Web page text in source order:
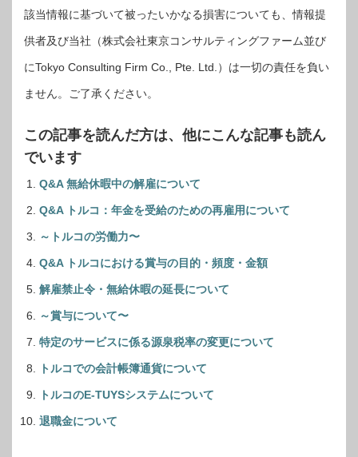
該当情報に基づいて被ったいかなる損害についても、情報提
供者及び当社（株式会社東京コンサルティングファーム並び
にTokyo Consulting Firm Co., Pte. Ltd.）は一切の責任を負い
ません。ご了承ください。
この記事を読んだ方は、他にこんな記事も読ん
でいます
Q&A 無給休暇中の解雇について
Q&A トルコ：年金を受給のための再雇用について
～トルコの労働力〜
Q&A トルコにおける賞与の目的・頻度・金額
解雇禁止令・無給休暇の延長について
～賞与について〜
特定のサービスに係る源泉税率の変更について
トルコでの会計帳簿通貨について
トルコのE-TUYSシステムについて
退職金について